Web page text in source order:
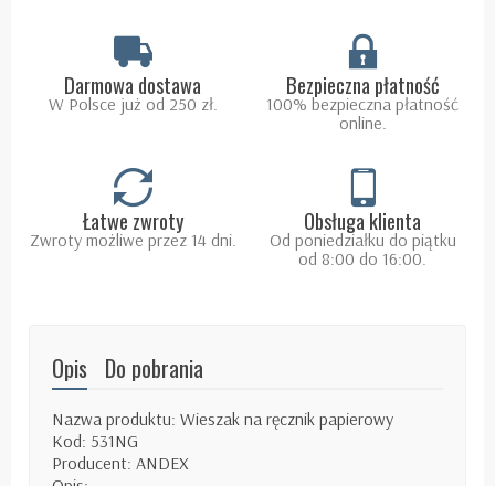
Darmowa dostawa
W Polsce już od 250 zł.
Bezpieczna płatność
100% bezpieczna płatność
online.
Łatwe zwroty
Zwroty możliwe przez 14 dni.
Obsługa klienta
Od poniedziałku do piątku
od 8:00 do 16:00.
Opis Do pobrania
Nazwa produktu: Wieszak na ręcznik papierowy
Kod: 531NG
Producent: ANDEX